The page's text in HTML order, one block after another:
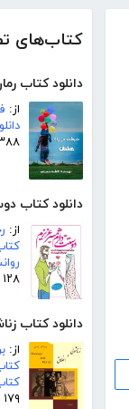
کتاب‌های
دانلود کتاب
از:
۳۸۸
دانلود کتاب
از:
۱۲۸ صفحه
دانلود کتاب
از:
۱۷۹ صفحه